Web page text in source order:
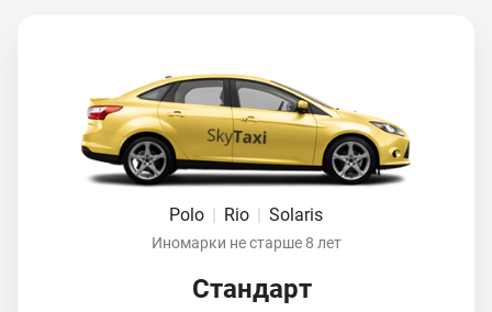
Polo | Rio | Solaris
Иномарки не старше 8 лет
Стандарт